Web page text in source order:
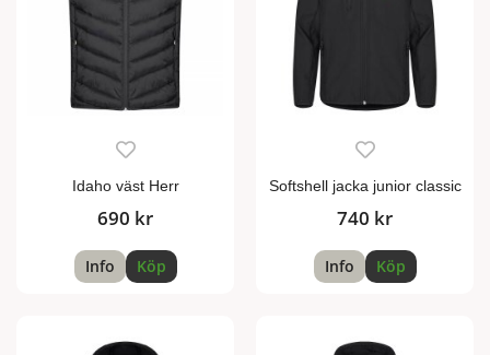
Idaho väst Herr
690 kr
Info Köp
Softshell jacka junior classic
740 kr
Info Köp